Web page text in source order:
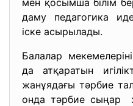
мен қосымша білім
даму педагогика
іске асырылады.
Балалар
да атқаратын
жанұядағы тәрбие
онда тәрбие сыңар